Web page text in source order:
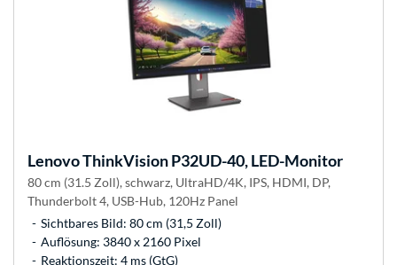
LenovoThinkVision P32UD-40, LED-Monitor
80 cm (31.5 Zoll), schwarz, UltraHD/4K, IPS, HDMI, DP,
Thunderbolt 4, USB-Hub, 120Hz Panel
Sichtbares Bild: 80 cm (31,5 Zoll)
Auflösung: 3840 x 2160 Pixel
Reaktionszeit: 4 ms (GtG)